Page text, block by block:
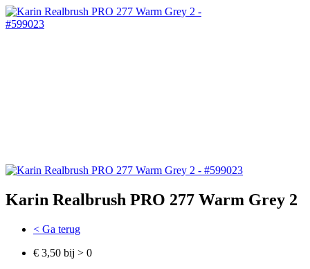
Karin Realbrush PRO 277 Warm Grey 2
< Ga terug
€ 3,50 bij > 0